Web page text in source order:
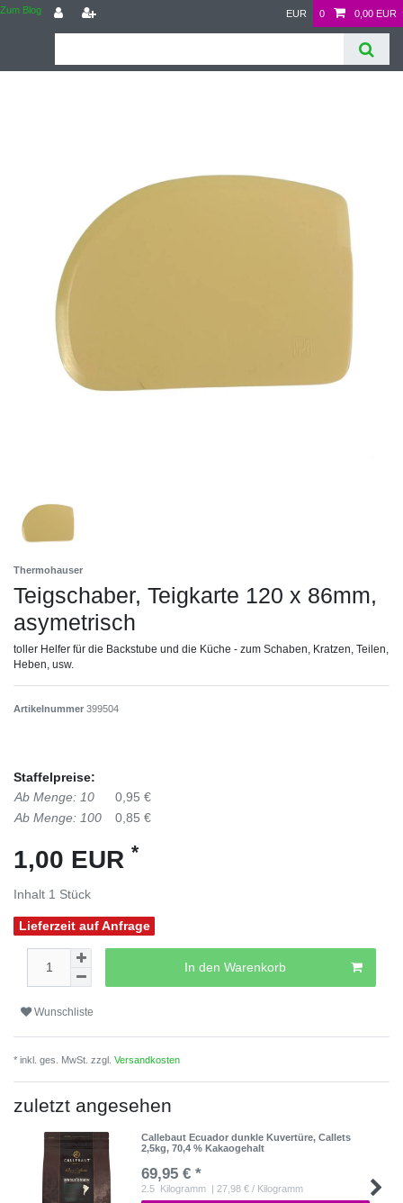
Zum Blog EUR 0 0,00 EUR
Thermohauser
Teigschaber, Teigkarte 120 x 86mm,
asymetrisch
toller Helfer für die Backstube und die Küche - zum Schaben, Kratzen, Teilen,
Heben, usw.
Artikelnummer 399504
Staffelpreise:
Ab Menge: 10
0,95 €
Ab Menge: 100
0,85 €
1,00 EUR *
Inhalt 1 Stück
Lieferzeit auf Anfrage
In den Warenkorb
Wunschliste
* inkl. ges. MwSt. zzgl. Versandkosten
zuletzt angesehen
Callebaut Ecuador dunkle Kuvertüre, Callets
2,5kg, 70,4 % Kakaogehalt
69,95 € *
2.5 Kilogramm | 27,98 € / Kilogramm